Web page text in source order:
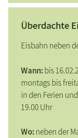
Überdachte
Eisbahn neben
Wann:bis
montags bis
in den Ferien
19.00 Uhr
Wo:neben der